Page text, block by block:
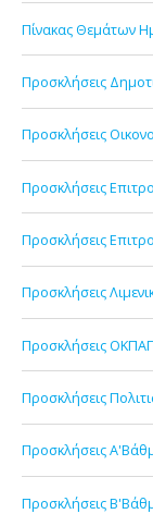
Πίνακας Θεμάτων
Προσκλήσεις
Προσκλήσεις
Προσκλήσεις
Προσκλήσεις
Προσκλήσεις
Προσκλήσεις
Προσκλήσεις
Προσκλήσεις
Προσκλήσεις